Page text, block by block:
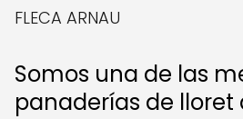
FLECA ARNAU
Somos una de las
panaderías de lloret